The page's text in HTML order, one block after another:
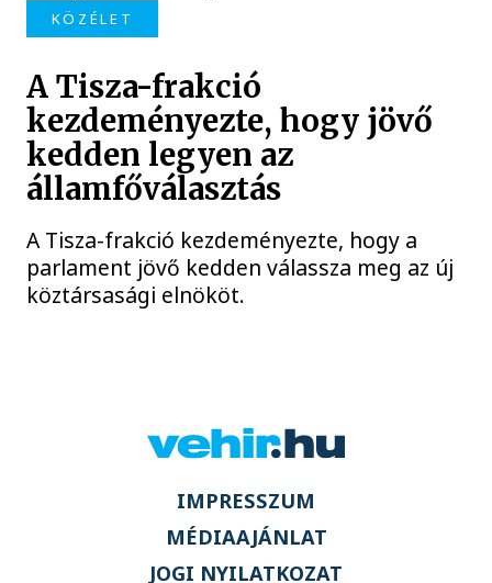
KÖZÉLET
A Tisza-frakció
kezdeményezte, hogy jövő
kedden legyen az
államfőválasztás
A Tisza-frakció kezdeményezte, hogy a
parlament jövő kedden válassza meg az új
köztársasági elnököt.
IMPRESSZUM
MÉDIAAJÁNLAT
JOGI NYILATKOZAT